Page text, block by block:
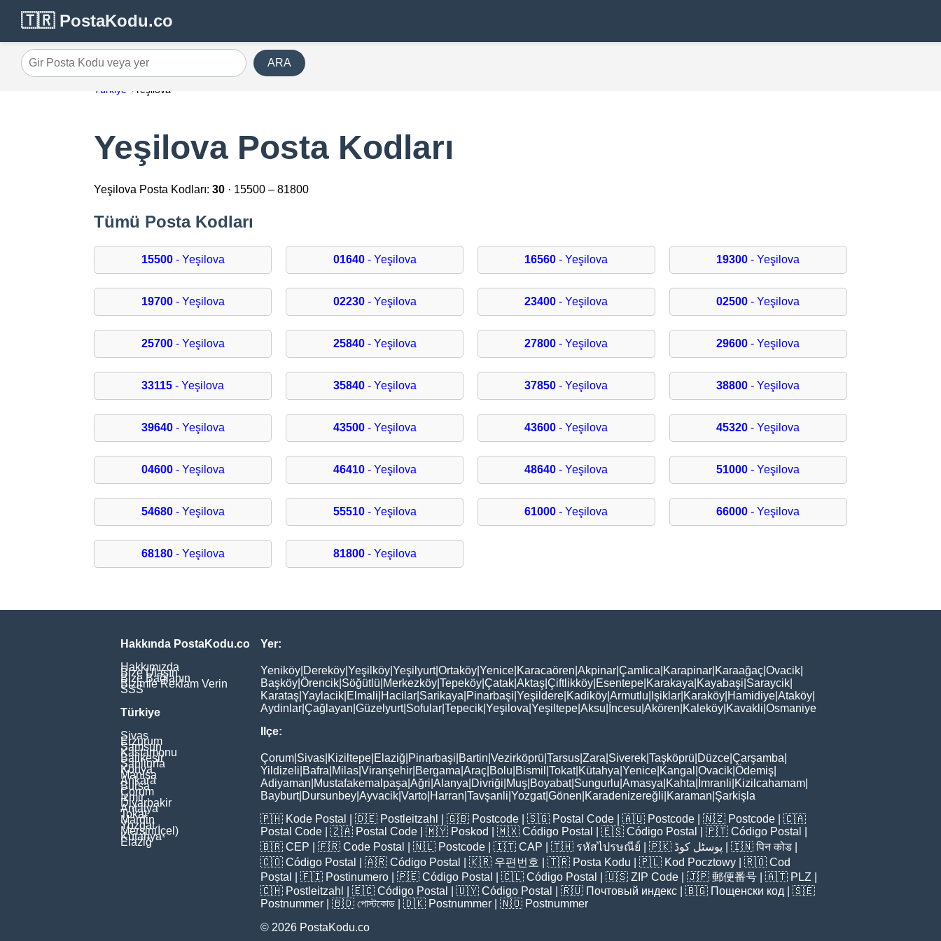
🇹🇷 PostaKodu.co
Gir Posta Kodu veya yer ARA
Türkiye Yeşilova
Yeşilova Posta Kodları
Yeşilova Posta Kodları:30 · 15500 – 81800
Tümü Posta Kodları
15500- Yeşilova 01640- Yeşilova 16560 - Yeşilova 19300 - Yeşilova
19700- Yeşilova 02230- Yeşilova 23400 - Yeşilova 02500 - Yeşilova
25700- Yeşilova 25840- Yeşilova 27800 - Yeşilova 29600 - Yeşilova
33115 - Yeşilova 35840- Yeşilova 37850 - Yeşilova 38800 - Yeşilova
39640- Yeşilova 43500- Yeşilova 43600 - Yeşilova 45320 - Yeşilova
04600- Yeşilova 46410- Yeşilova 48640 - Yeşilova 51000 - Yeşilova
54680- Yeşilova 55510- Yeşilova 61000 - Yeşilova 66000 - Yeşilova
68180- Yeşilova 81800- Yeşilova
Hakkında PostaKodu.co
Hakkımızda
Bize Ulaşın
Bize Bağlanın
Bizimle Reklam Verin
SSS
Türkiye
Sivas
Erzurum
Samsun
Kastamonu
Balikesir
Şanliurfa
Konya
Manisa
Ankara
Bursa
Çorum
İzmir
Diyarbakir
Antalya
Tokat
Mardin
Yozgat
Mersin(İçel)
Kütahya
Elaziğ
Yer:
Yeniköy Dereköy Yeşilköy Yeşilyurt|Ortaköy Yenice Karacaören Akpinar Çamlica Karapinar Karaağaç Ovacik
Başköy Örencik Söğütlü Merkezköy Tepeköy Çatak Aktaş Çiftlikköy Esentepe Karakaya Kayabaşi Saraycik
Karataş Yaylacik Elmali Hacilar Sarikaya Pinarbaşi Yeşildere Kadiköy Armutlu Işiklar Karaköy Hamidiye Ataköy
Aydinlar Çağlayan Güzelyurt| Sofular Tepecik Yeşilova Yeşiltepe Aksu İncesu Akören Kaleköy Kavakli Osmaniye
Ilçe:
Çorum Sivas Kiziltepe Elaziğ Pinarbaşi Bartin Vezirköprü Tarsus Zara Siverek Taşköprü Düzce Çarşamba
Yildizeli Bafra Milas Viranşehir Bergama Araç Bolu Bismil Tokat| Kütahya Yenice Kangal Ovacik Ödemiş
Adiyaman Mustafakemalpaşa Ağri Alanya Divriği Muş Boyabat| Sungurlu Amasya Kahta İmranli Kizilcahamam
Bayburt| Dursunbey Ayvacik Varto Harran Tavşanli Yozgat|Gönen Karadenizereğli Karaman Şarkişla
🇵🇭 Kode Postal | 🇩🇪 Postleitzahl | 🇬🇧 Postcode | 🇸🇬 Postal Code | 🇦🇺 Postcode | 🇳🇿 Postcode | 🇨🇦
Postal Code | 🇿🇦 Postal Code | 🇲🇾 Poskod | 🇲🇽 Código Postal | 🇪🇸 Código Postal | 🇵🇹 Código Postal
🇧🇷 CEP | 🇫🇷 Code Postal | 🇳🇱 Postcode | 🇮🇹 CAP | 🇹🇭 รหัสไปรษณีย์ | 🇵🇰 پوسٹل کوڈ | 🇮🇳पिन कोड
🇨🇴 Código Postal | 🇦🇷 Código Postal | 🇰🇷 우편번호 | 🇹🇷 Posta Kodu | 🇵🇱 Kod Pocztowy | 🇷🇴 Cod
Poștal
| 🇫🇮 Postinumero | 🇵🇪 Código Postal | 🇨🇱 Código Postal | 🇺🇸 ZIP Code | 🇯🇵 郵便番号 | 🇦🇹 PLZ
🇨🇭 Postleitzahl | 🇪🇨 Código Postal | 🇺🇾 Código Postal | 🇷🇺 Почтовый индекс | 🇧🇬 Пощенски код | 🇸🇪
Postnummer | 🇧🇩 পোস্টকোড | 🇩🇰 Postnummer | 🇳🇴 Postnummer
© 2026 PostaKodu.co